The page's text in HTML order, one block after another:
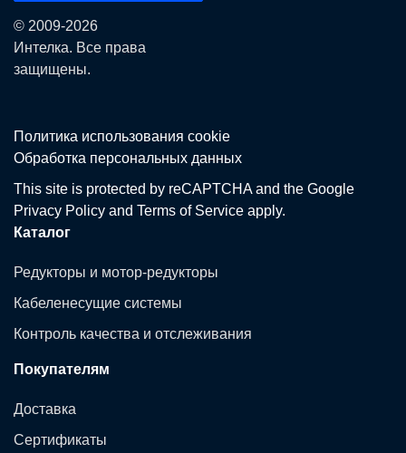
© 2009-2026
Интелка. Все права
защищены.
Политика использования сookie
Обработка персональных данных
This site is protected by reCAPTCHA and the Google
Privacy Policy and Terms of Service apply.
Каталог
Редукторы и мотор-редукторы
Кабеленесущие системы
Контроль качества и отслеживания
Покупателям
Доставка
Сертификаты